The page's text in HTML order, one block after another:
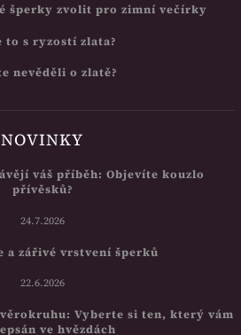
šperky zvolit pro zimní večírky
to s ryzostí zlata?
nevěděli o zlatě?
NOVINKY
váš příběh: Objevíte kouzlo
přívěsků?
24.7.2026
a zářivé vrstvení šperků
22.6.2026
Vyberte si ten, který vám
ve hvězdách